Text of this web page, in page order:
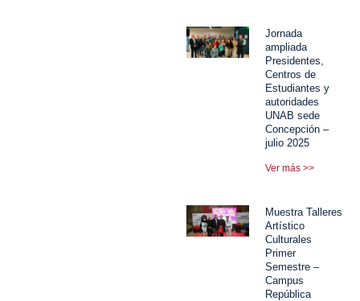
Jornada
ampliada
Presidentes,
Centros de
Estudiantes y
autoridades
UNAB sede
Concepción –
julio 2025
Ver más >>
Muestra Talleres
Artístico
Culturales
Primer
Semestre –
Campus
República